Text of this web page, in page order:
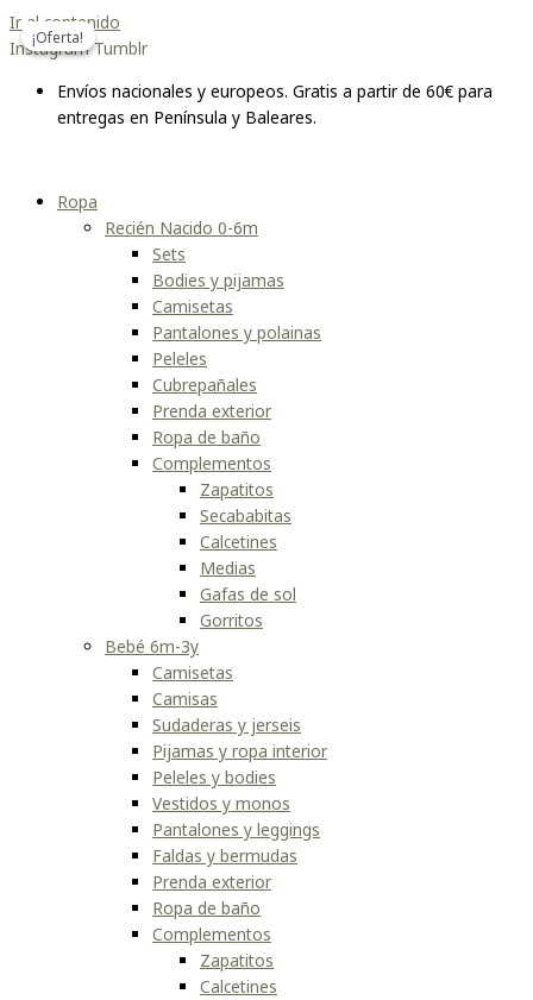
Ir al contenido
Instagram Tumblr
Envíos nacionales y europeos. Gratis a partir de 60€ para
entregas en Península y Baleares.
Ropa
Recién Nacido 0-6m
Sets
Bodies y pijamas
Camisetas
Pantalones y polainas
Peleles
Cubrepañales
Prenda exterior
Ropa de baño
Complementos
Zapatitos
Secababitas
Calcetines
Medias
Gafas de sol
Gorritos
Bebé 6m-3y
Camisetas
Camisas
Sudaderas y jerseis
Pijamas y ropa interior
Peleles y bodies
Vestidos y monos
Pantalones y leggings
Faldas y bermudas
Prenda exterior
Ropa de baño
Complementos
Zapatitos
Calcetines
¡Oferta!
¡Oferta!